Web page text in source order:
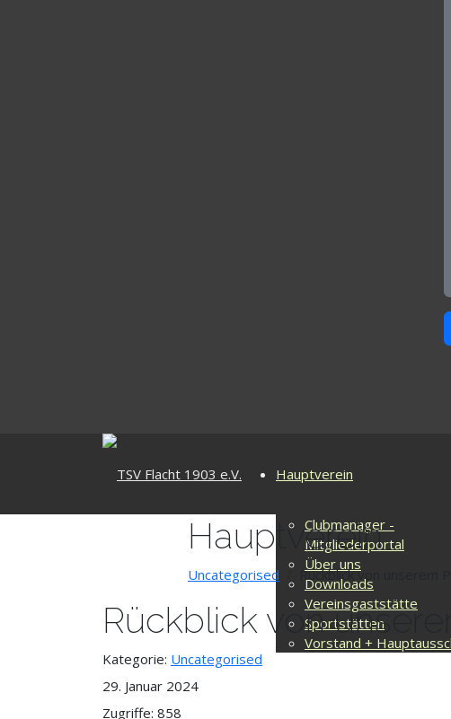
Hauptverein
Clubmanager -
Mitgliederportal
Über uns
Downloads
Vereinsgaststätte
Sportstätten
Vorstand +
Hauptverein
Uncategorised Rückblick von unserem
Rückblick von
Kategorie: Uncategorised
29. Januar 2024
Zugriffe: 858